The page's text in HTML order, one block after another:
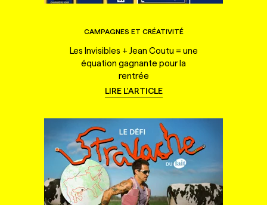
CAMPAGNES ET CRÉATIVITÉ
Les Invisibles + Jean Coutu = une
équation gagnante pour la
rentrée
LIRE L'ARTICLE